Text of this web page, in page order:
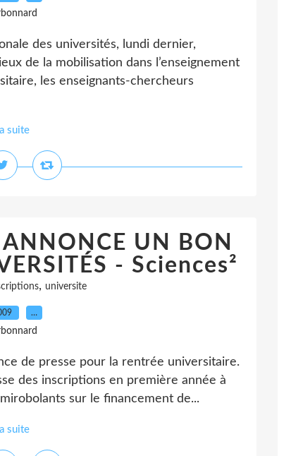
des universités, lundi dernier,
de la mobilisation dans l’enseignement
les enseignants-chercheurs
suite
ANNONCE UN BON
- Sciences²
, universite
…
de presse pour la rentrée universitaire.
des inscriptions en première année à
sur le financement de...
suite